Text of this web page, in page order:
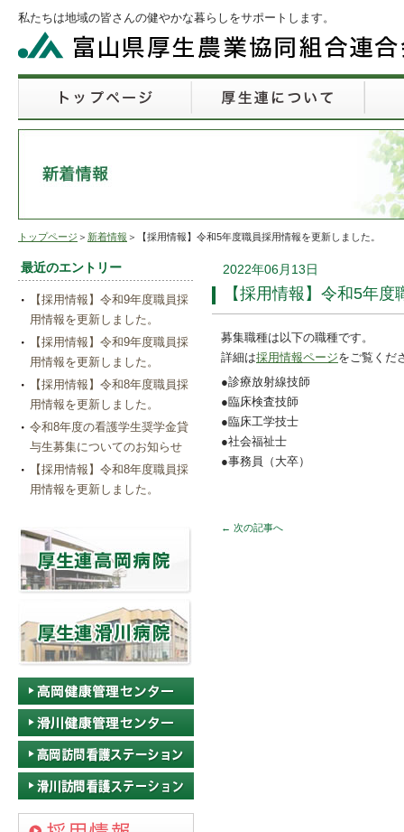
私たちは地域の皆さんの健やかな暮らしをサポートします。
トップページ ＞ 新着情報 ＞【採用情報】令和5年度職員採用情報を更新しました。
2022年06月13日
【採用情報】令和5年
募集職種は以下の職種です。
詳細は採用情報ページをご覧くだ
●診療放射線技師
●臨床検査技師
●臨床工学技士
●社会福祉士
●事務員（大卒）
← 次の記事へ
最近のエントリー
【採用情報】令和9年度職員採
用情報を更新しました。
【採用情報】令和9年度職員採
用情報を更新しました。
【採用情報】令和8年度職員採
用情報を更新しました。
令和8年度の看護学生奨学金貸
与生募集についてのお知らせ
【採用情報】令和8年度職員採
用情報を更新しました。